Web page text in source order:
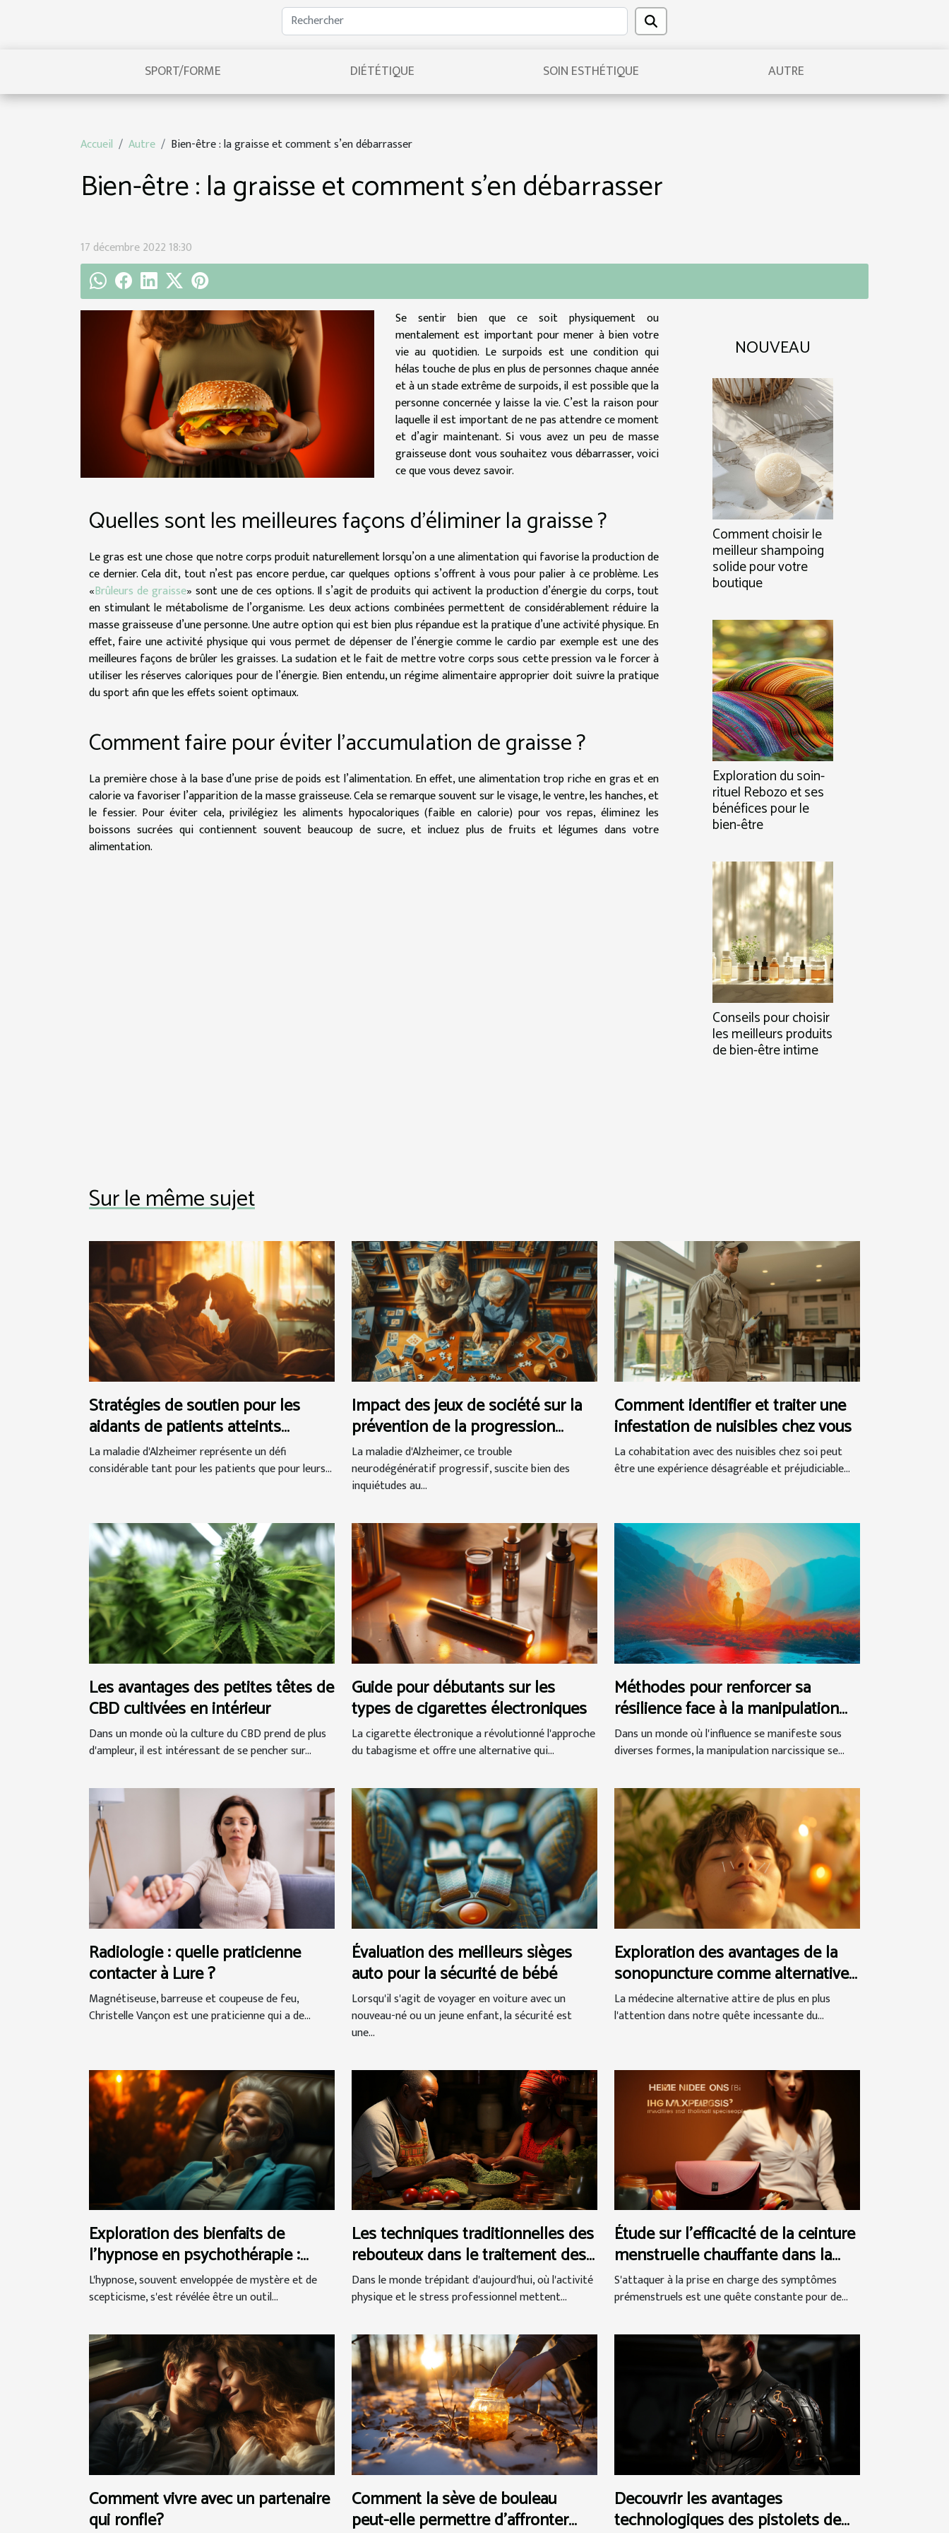
SPORT/FORME DIÉTÉTIQUE SOIN ESTHÉTIQUE AUTRE
Accueil Autre Bien-être : la graisse et comment s’en débarrasser
Bien-être : la graisse et comment s’en débarrasser
17 décembre 2022 18:30
Se sentir bien que ce soit physiquement ou
mentalement est important pour mener à bien votre
vie au quotidien. Le surpoids est une condition qui
hélas touche de plus en plus de personnes chaque année
et à un stade extrême de surpoids, il est possible que la
personne concernée y laisse la vie. C’est la raison pour
laquelle il est important de ne pas attendre ce moment
et d’agir maintenant. Si vous avez un peu de masse
graisseuse dont vous souhaitez vous débarrasser, voici
ce que vous devez savoir.
Quelles sont les meilleures façons d’éliminer la graisse ?
Le gras est une chose que notre corps produit naturellement lorsqu’on a une alimentation qui favorise la production de
ce dernier. Cela dit, tout n’est pas encore perdue, car quelques options s’offrent à vous pour palier à ce problème. Les
«Brûleurs de graisse» sont une de ces options. Il s’agit de produits qui activent la production d’énergie du corps, tout
en stimulant le métabolisme de l’organisme. Les deux actions combinées permettent de considérablement réduire la
masse graisseuse d’une personne. Une autre option qui est bien plus répandue est la pratique d’une activité physique. En
effet, faire une activité physique qui vous permet de dépenser de l’énergie comme le cardio par exemple est une des
meilleures façons de brûler les graisses. La sudation et le fait de mettre votre corps sous cette pression va le forcer à
utiliser les réserves caloriques pour de l’énergie. Bien entendu, un régime alimentaire approprier doit suivre la pratique
du sport afin que les effets soient optimaux.
Comment faire pour éviter l’accumulation de graisse ?
La première chose à la base d’une prise de poids est l’alimentation. En effet, une alimentation trop riche en gras et en
calorie va favoriser l’apparition de la masse graisseuse. Cela se remarque souvent sur le visage, le ventre, les hanches, et
le fessier. Pour éviter cela, privilégiez les aliments hypocaloriques (faible en calorie) pour vos repas, éliminez les
boissons sucrées qui contiennent souvent beaucoup de sucre, et incluez plus de fruits et légumes dans votre
alimentation.
NOUVEAU
Comment choisir le
meilleur shampoing
solide pour votre
boutique
Exploration du soin-
rituel Rebozo et ses
bénéfices pour le
bien-être
Conseils pour choisir
les meilleurs produits
de bien-être intime
Sur le même sujet
Stratégies de soutien pour les
aidants de patients atteints
d'Alzheimer
La maladie d'Alzheimer représente un défi
considérable tant pour les patients que pour leurs...
Impact des jeux de société sur la
prévention de la progression
d'Alzheimer
La maladie d'Alzheimer, ce trouble
neurodégénératif progressif, suscite bien des
inquiétudes au...
Comment identifier et traiter une
infestation de nuisibles chez vous
La cohabitation avec des nuisibles chez soi peut
être une expérience désagréable et préjudiciable...
Les avantages des petites têtes de
CBD cultivées en intérieur
Dans un monde où la culture du CBD prend de plus
d'ampleur, il est intéressant de se pencher sur...
Guide pour débutants sur les
types de cigarettes électroniques
La cigarette électronique a révolutionné l'approche
du tabagisme et offre une alternative qui...
Méthodes pour renforcer sa
résilience face à la manipulation
narcissique
Dans un monde où l'influence se manifeste sous
diverses formes, la manipulation narcissique se...
Radiologie : quelle praticienne
contacter à Lure ?
Magnétiseuse, barreuse et coupeuse de feu,
Christelle Vançon est une praticienne qui a de...
Évaluation des meilleurs sièges
auto pour la sécurité de bébé
Lorsqu'il s'agit de voyager en voiture avec un
nouveau-né ou un jeune enfant, la sécurité est
une...
Exploration des avantages de la
sonopuncture comme alternative
à l'acupuncture
La médecine alternative attire de plus en plus
l'attention dans notre quête incessante du...
Exploration des bienfaits de
l'hypnose en psychothérapie :
Techniques et témoignages de
réussite
L'hypnose, souvent enveloppée de mystère et de
scepticisme, s'est révélée être un outil...
Les techniques traditionnelles des
rebouteux dans le traitement des
douleurs musculaires et
articulaires
Dans le monde trépidant d'aujourd'hui, où l'activité
physique et le stress professionnel mettent...
Étude sur l'efficacité de la ceinture
menstruelle chauffante dans la
gestion du syndrome
prémenstruel
S'attaquer à la prise en charge des symptômes
prémenstruels est une quête constante pour de...
Comment vivre avec un partenaire
qui ronfle?
Comment la sève de bouleau
peut-elle permettre d'affronter
Decouvrir les avantages
technologiques des pistolets de